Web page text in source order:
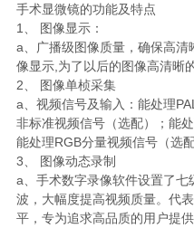
手术显微镜的功能及特点
1、 图像显示：
a、广播级图像质量，确保高
像显示,为了以后的图像高清晰
2、 图像单桢采集
a、视频信号及输入：能处理
非标准视频信号（选配）；能
能处理RGB分量视频信号（选配
3、 图像动态录制
a、手术数字录像软件设置了
波，大幅度提高视频质量。代
平，专为追求高品质的用户提